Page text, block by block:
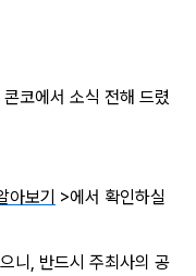
코에서 소식 전해 드렸
아보기 >에서 확인하실
니, 반드시 주최사의 공